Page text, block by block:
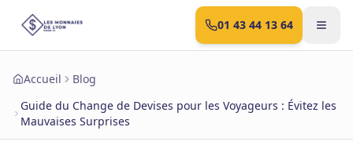
01 43 44 13 64
Accueil
Blog
Guide du Change de Devises pour les Voyageurs : Évitez les
Mauvaises Surprises